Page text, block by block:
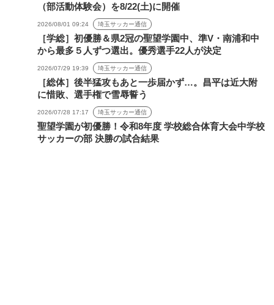
（部活動体験会）を8/22(土)に開催
2026/08/01 09:24 埼玉サッカー通信
［学総］初優勝＆県2冠の聖望学園中、準V・南浦和中
から最多５人ずつ選出。優秀選手22人が決定
2026/07/29 19:39 埼玉サッカー通信
［総体］後半猛攻もあと一歩届かず…。昌平は近大附
に惜敗、選手権で雪辱誓う
2026/07/28 17:17 埼玉サッカー通信
聖望学園が初優勝！令和8年度 学校総合体育大会中学校
サッカーの部 決勝の試合結果